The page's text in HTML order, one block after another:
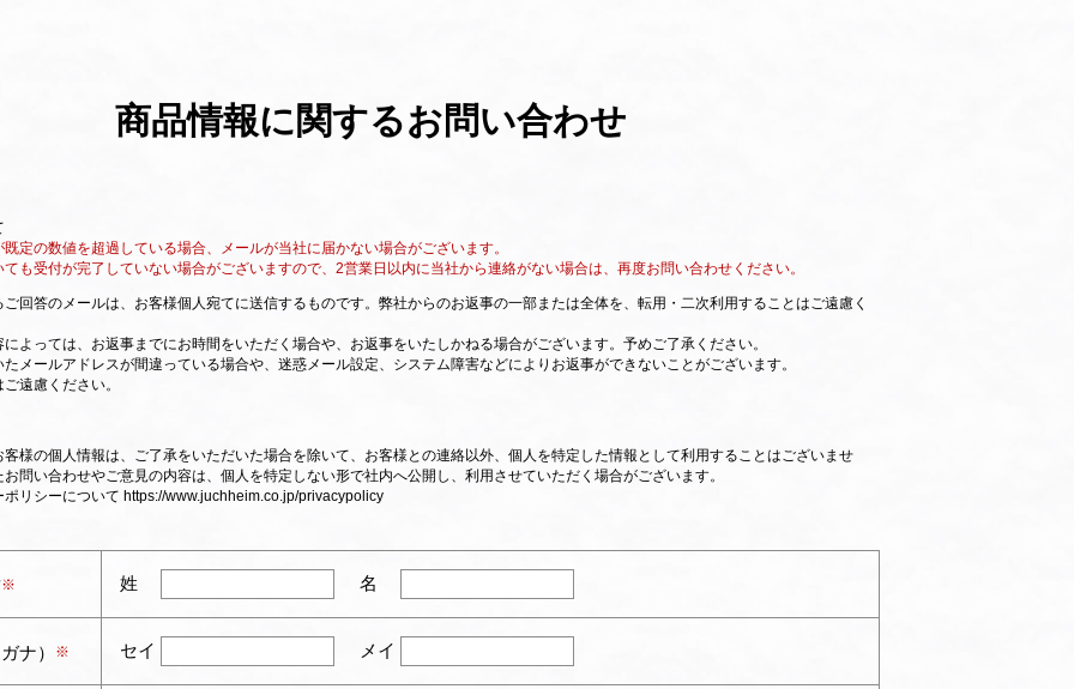
商品情報に関するお問い合わせ
定の数値を超過している場合、メールが当社に届かない場合がございます。
も受付が完了していない場合がございますので、2営業日以内に当社から連絡がない場合は、再度お問い合わせください。
回答のメールは、お客様個人宛てに送信するものです。弊社からのお返事の一部または全体を、転用・二次利用することはご遠慮く
よっては、お返事までにお時間をいただく場合や、お返事をいたしかねる場合がございます。予めご了承ください。
メールアドレスが間違っている場合や、迷惑メール設定、システム障害などによりお返事ができないことがございます。
遠慮ください。
様の個人情報は、ご了承をいただいた場合を除いて、お客様との連絡以外、個人を特定した情報として利用することはございませ
問い合わせやご意見の内容は、個人を特定しない形で社内へ公開し、利用させていただく場合がございます。
リシーについて https://www.juchheim.co.jp/privacypolicy
姓 名
ナ） セイ メイ